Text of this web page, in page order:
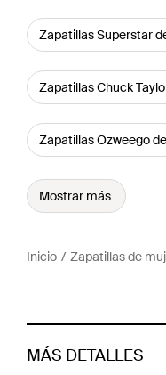
Zapatillas Superstar
Zapatillas Chuck
Zapatillas Ozweego
Mostrar más
Inicio Zapatillas de
MÁS DETALLES